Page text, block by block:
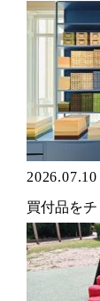
2026.07.10
買付品を